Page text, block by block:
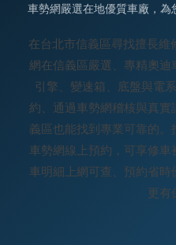
車勢網嚴選在地優質車廠，
在台北市信義區尋找擅長
網在信義區嚴選、專精奧
引擎、變速箱、底盤與電
約、通過車勢網稽核與真
義區也能找到專業可靠的
車勢網線上預約，可享修
車明細上網可查、預約省
更有